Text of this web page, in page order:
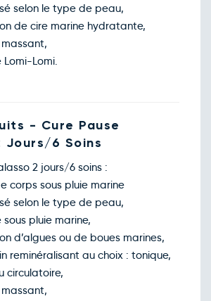
selon le type de peau,
de cire marine hydratante,
Lomi-Lomi.
- Cure Pause
Jours/6 Soins
2 jours/6 soins :
corps sous pluie marine
selon le type de peau,
sous pluie marine,
d’algues ou de boues marines,
reminéralisant au choix : tonique,
circulatoire,